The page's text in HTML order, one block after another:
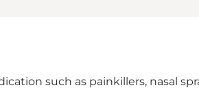
such as painkillers, nasal